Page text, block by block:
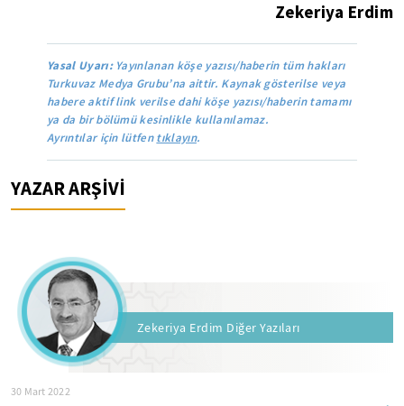
Zekeriya Erdim
Yasal Uyarı: Yayınlanan köşe yazısı/haberin tüm hakları
Turkuvaz Medya Grubu’na aittir. Kaynak gösterilse veya
habere aktif link verilse dahi köşe yazısı/haberin tamamı
ya da bir bölümü kesinlikle kullanılamaz.
Ayrıntılar için lütfentıklayın.
YAZAR ARŞİVİ
Zekeriya Erdim Diğer Yazıları
30 Mart 2022